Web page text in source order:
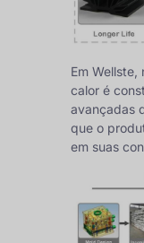
Em
calor é
avançadas
que o
em suas